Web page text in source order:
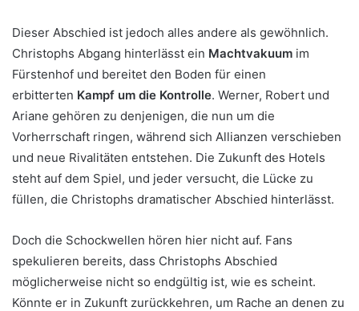
Dieser Abschied ist jedoch alles andere als gewöhnlich.
Christophs Abgang hinterlässt ein Machtvakuum im
Fürstenhof und bereitet den Boden für einen
erbitterten Kampf um die Kontrolle. Werner, Robert und
Ariane gehören zu denjenigen, die nun um die
Vorherrschaft ringen, während sich Allianzen verschieben
und neue Rivalitäten entstehen. Die Zukunft des Hotels
steht auf dem Spiel, und jeder versucht, die Lücke zu
füllen, die Christophs dramatischer Abschied hinterlässt.
Doch die Schockwellen hören hier nicht auf. Fans
spekulieren bereits, dass Christophs Abschied
möglicherweise nicht so endgültig ist, wie es scheint.
Könnte er in Zukunft zurückkehren, um Rache an denen zu